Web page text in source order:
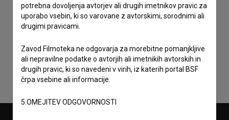
Sprejemamsplošne pogoje
potrebna dovoljenja avtorjev ali drugih imetnikov pravic za
uporabo vsebin, ki so varovane z avtorskimi, sorodnimi ali
drugimi pravicami.
Zavod Filmoteka ne odgovarja za morebitne pomanjkljive
ali nepravilne podatke o avtorjih ali imetnikih avtorskih in
drugih pravic, ki so navedeni v virih, iz katerih portal BSF
črpa vsebine ali informacije.
5.OMEJITEV ODGOVORNOSTI